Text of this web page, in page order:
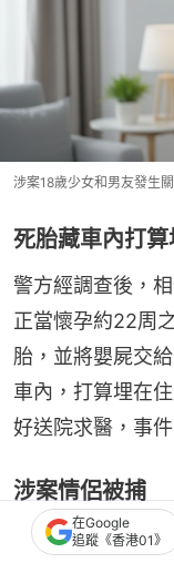
涉案18歲少女和男友發生
死胎藏車內打算
警方經調查後，
正當懷孕約22周
胎，並將嬰屍交
車內，打算埋在
好送院求醫，事
涉案情侶被捕
警方當晚大約11
在Google
追蹤《香港01》